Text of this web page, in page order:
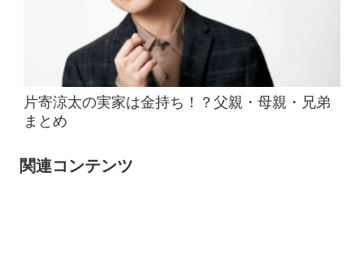
片寄涼太の実家は金持ち！？父親・母親・兄弟
まとめ
関連コンテンツ